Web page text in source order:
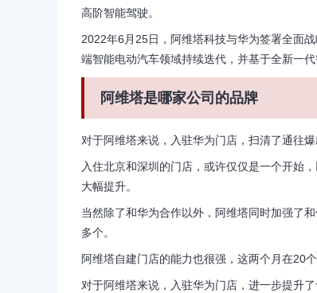
高阶智能驾驶。
2022年6月25日，阿维塔科技与华为签署全面
端智能电动汽车领域持续迭代，并基于全新一
阿维塔是哪家公司的品牌
对于阿维塔来说，入驻华为门店，扫清了通往
入住北京和深圳的门店，或许仅仅是一个开始
大幅提升。
当然除了和华为合作以外，阿维塔同时加强了
多个。
阿维塔自建门店的能力也很强，这两个月在20
对于阿维塔来说，入驻华为门店，进一步提升